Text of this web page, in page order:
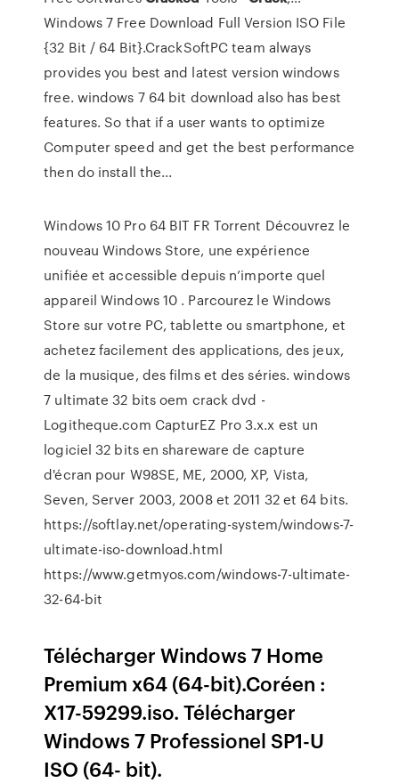
Windows 7 Free Download Full Version ISO File
{32 Bit / 64 Bit}.CrackSoftPC team always
provides you best and latest version windows
free. windows 7 64 bit download also has best
features. So that if a user wants to optimize
Computer speed and get the best performance
then do install the...
Windows 10 Pro 64 BIT FR Torrent Découvrez le
nouveau Windows Store, une expérience
unifiée et accessible depuis n’importe quel
appareil Windows 10 . Parcourez le Windows
Store sur votre PC, tablette ou smartphone, et
achetez facilement des applications, des jeux,
de la musique, des films et des séries. windows
7 ultimate 32 bits oem crack dvd -
Logitheque.com CapturEZ Pro 3.x.x est un
logiciel 32 bits en shareware de capture
d'écran pour W98SE, ME, 2000, XP, Vista,
Seven, Server 2003, 2008 et 2011 32 et 64 bits.
https://softlay.net/operating-system/windows-7-
ultimate-iso-download.html
https://www.getmyos.com/windows-7-ultimate-
32-64-bit
Télécharger Windows 7 Home
Premium x64 (64-bit).Coréen :
X17-59299.iso. Télécharger
Windows 7 Professionel SP1-U
ISO (64- bit).